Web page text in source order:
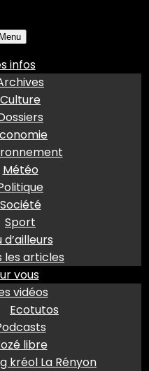
infos
Culture
Météo
Société
Sport
d’ailleurs
les articles
vous
vidéos
Ecotutos
libre
kréol La Rényon